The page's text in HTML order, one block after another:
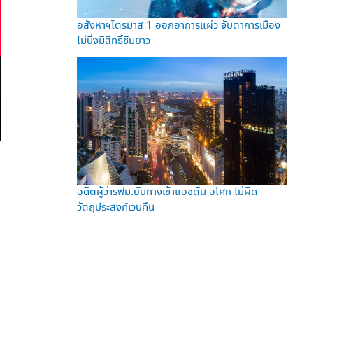
อสังหาฯไตรมาส 1 ออกอาการแผ่ว จับตาการเมือง
ไม่นิ่งมีสิทธิ์ซึมยาว
อดีตผู้ว่ารฟม.ยันทางเข้าแอชตัน อโศก ไม่ผิด
วัตถุประสงค์เวนคืน